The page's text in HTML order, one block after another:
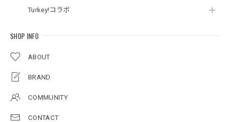
Turkey!コラボ
SHOP INFO
ABOUT
BRAND
COMMUNITY
CONTACT